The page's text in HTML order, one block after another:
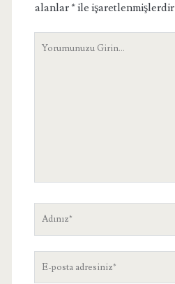
alanlar*ile işaretlenmişlerdir
Yorumunuz
posta